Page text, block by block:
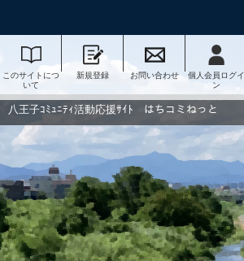
このサイトにつ
いて
新規登録 お問い合わせ
個人会員ログイ
ン
八王子ｺﾐｭﾆﾃｨ活動応援ｻｲﾄ はちコミねっと